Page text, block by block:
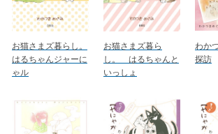
お猫さまズ暮らし。
はるちゃんジャーに
ゃル
お猫さまズ暮ら
し。 はるちゃんと
いっしょ
わか
探訪